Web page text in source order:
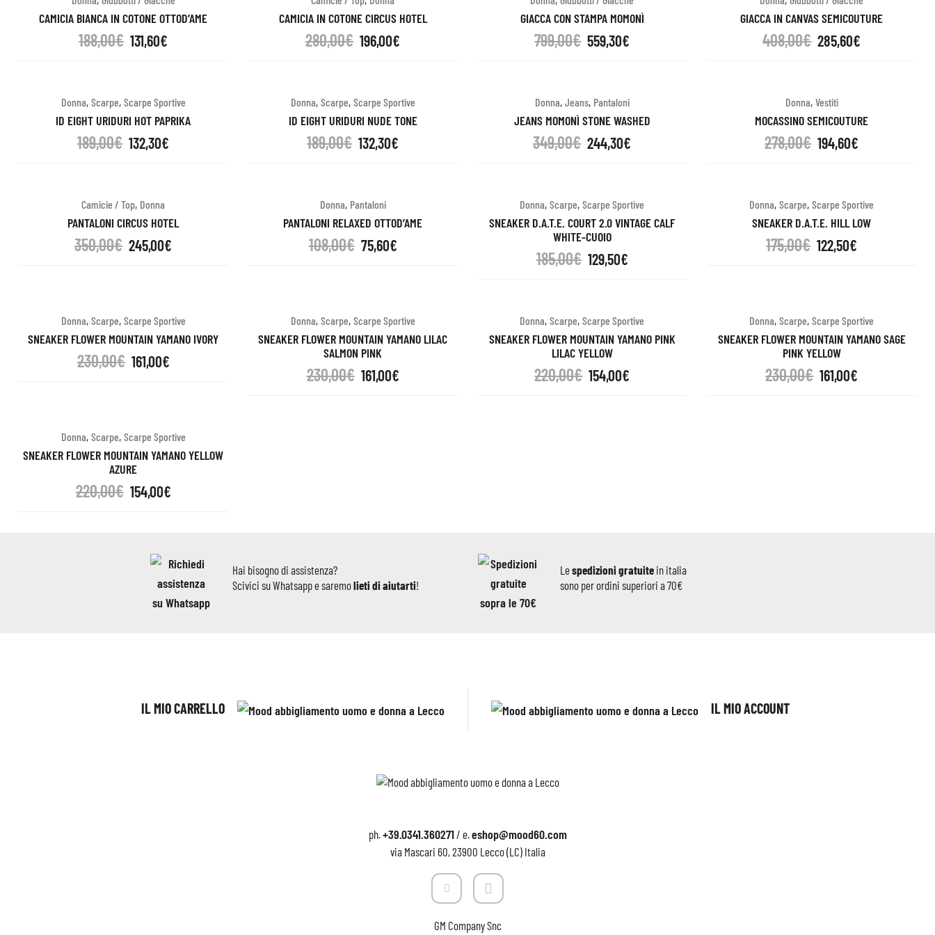
CAMICIA BIANCA IN COTONE OTTOD’AME
188,00€ 131,60€
CAMICIA IN COTONE CIRCUS HOTEL
280,00€ 196,00€
GIACCA CON STAMPA MOMONÌ
799,00€ 559,30€
GIACCA IN CANVAS SEMICOUTURE
408,00€ 285,60€
Donna, Scarpe, Scarpe Sportive
ID EIGHT URIDURI HOT PAPRIKA
189,00€ 132,30€
Donna, Scarpe, Scarpe Sportive
ID EIGHT URIDURI NUDE TONE
189,00€ 132,30€
Donna, Jeans, Pantaloni
JEANS MOMONÌ STONE WASHED
349,00€ 244,30€
Donna, Vestiti
MOCASSINO SEMICOUTURE
278,00€ 194,60€
Camicie / Top, Donna
PANTALONI CIRCUS HOTEL
350,00€ 245,00€
Donna, Pantaloni
PANTALONI RELAXED OTTOD’AME
108,00€ 75,60€
Donna,Scarpe,Scarpe Sportive
SNEAKER D.A.T.E. COURT 2.0 VINTAGE CALF
WHITE-CUOIO
185,00€ 129,50€
Donna,Scarpe,Scarpe Sportive
SNEAKER D.A.T.E. HILL LOW
175,00€ 122,50€
Donna, Scarpe, Scarpe Sportive
SNEAKER FLOWER MOUNTAIN YAMANO IVORY
230,00€ 161,00€
Donna, Scarpe, Scarpe Sportive
SNEAKER FLOWER MOUNTAIN YAMANO LILAC
SALMON PINK
230,00€ 161,00€
Donna,Scarpe,Scarpe Sportive
SNEAKER FLOWER MOUNTAIN YAMANO PINK
LILAC YELLOW
220,00€ 154,00€
Donna,Scarpe,Scarpe Sportive
SNEAKER FLOWER MOUNTAIN YAMANO SAGE
PINK YELLOW
230,00€ 161,00€
Donna, Scarpe, Scarpe Sportive
SNEAKER FLOWER MOUNTAIN YAMANO YELLOW
AZURE
220,00€ 154,00€
Hai bisogno di assistenza?
Scivici su Whatsapp e saremolieti di aiutarti!
Lespedizioni gratuitein italia
sono per ordini superiori a 70€
IL MIO CARRELLO IL MIO ACCOUNT
ph.+39.0341.360271/ e.eshop@mood60.com
via Mascari 60, 23900 Lecco (LC) Italia
GM Company Snc